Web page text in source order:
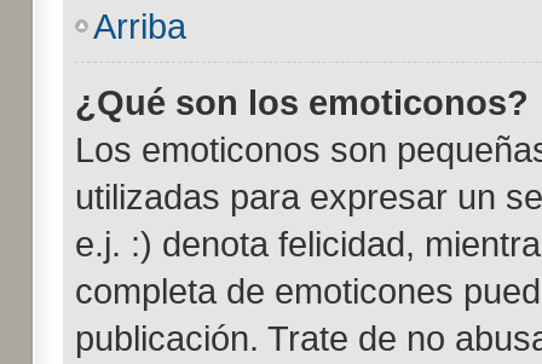
Arriba
¿Qué son los emoticonos?
Los emoticonos son
utilizadas para expresar un
e.j. :) denota felicidad,
completa de emoticones
publicación. Trate de no